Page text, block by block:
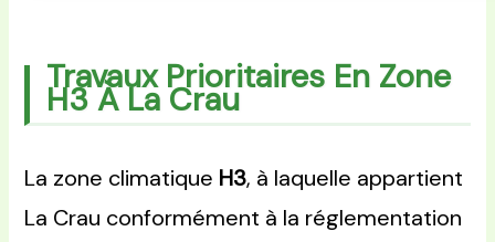
Travaux Prioritaires En Zone
H3 À La Crau
La zone climatique H3, à laquelle appartient
La Crau conformément à la réglementation